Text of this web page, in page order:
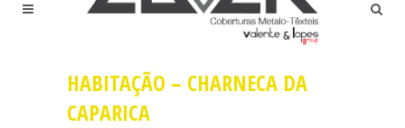
HABITAÇÃO – CHARNECA DA
CAPARICA